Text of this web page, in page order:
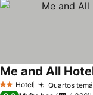
2 Estrelas
Hotel Quartos
Me and All